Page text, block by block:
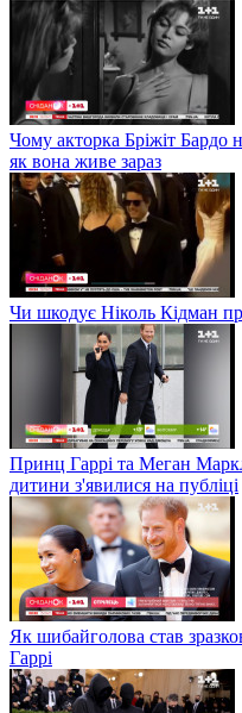
Чому акторка Бріжіт Бардо
як вона живе зараз
Чи шкодує Ніколь Кідман
Принц Гаррі та Меган
дитини з'явилися на публіці
Як шибайголова став
Гаррі